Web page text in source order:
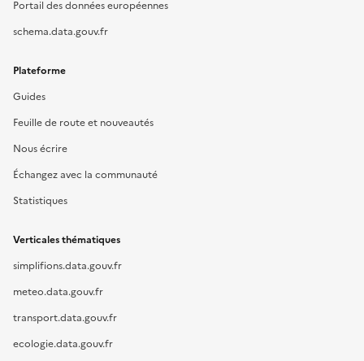
Portail des données européennes
schema.data.gouv.fr
Plateforme
Guides
Feuille de route et nouveautés
Nous écrire
Échangez avec la communauté
Statistiques
Verticales thématiques
simplifions.data.gouv.fr
meteo.data.gouv.fr
transport.data.gouv.fr
ecologie.data.gouv.fr